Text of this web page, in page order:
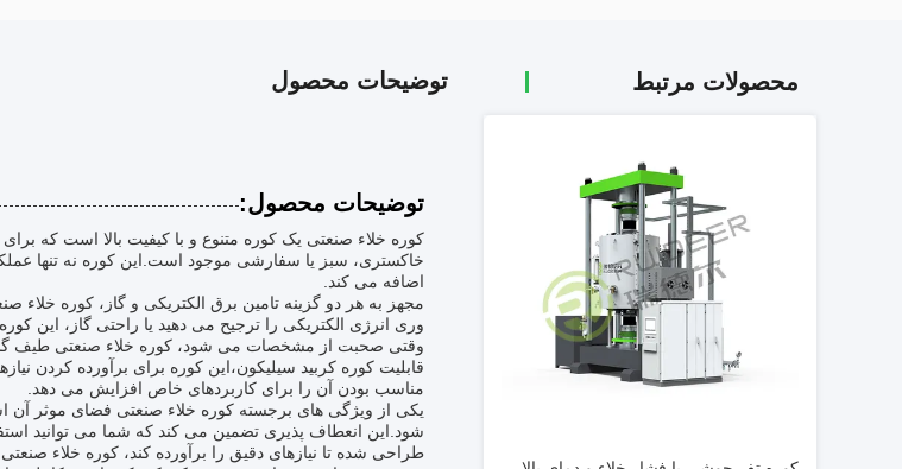
محصولات مرتبط توضیحات محصول
توضیحات محصول:
کوره خلاء صنعتی یک کوره متنوع و با کیفیت بالا است
خاکستری، سبز یا سفارشی موجود است.این کوره نه تنها
اضافه می کند.
مجهز به هر دو گزینه تامین برق الکتریکی و گاز، کوره خلاء
وری انرژی الکتریکی را ترجیح می دهید یا راحتی گاز، این
وقتی صحبت از مشخصات می شود، کوره خلاء صنعتی طیف
قابلیت کوره کربید سیلیکون،این کوره برای برآورده
مناسب بودن آن را برای کاربردهای خاص افزایش می دهد.
یکی از ویژگی های برجسته کوره خلاء صنعتی فضای موثر
شود.این انعطاف پذیری تضمین می کند که شما می توانید
طراحی شده تا نیازهای دقیق را برآورده کند، کوره خلاء